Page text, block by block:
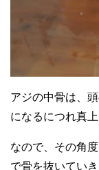
アジの中骨は、
になるにつれ真
なので、その角
で骨を抜いていき